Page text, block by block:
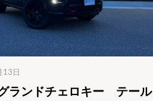
13日
ランドチェロキー テール